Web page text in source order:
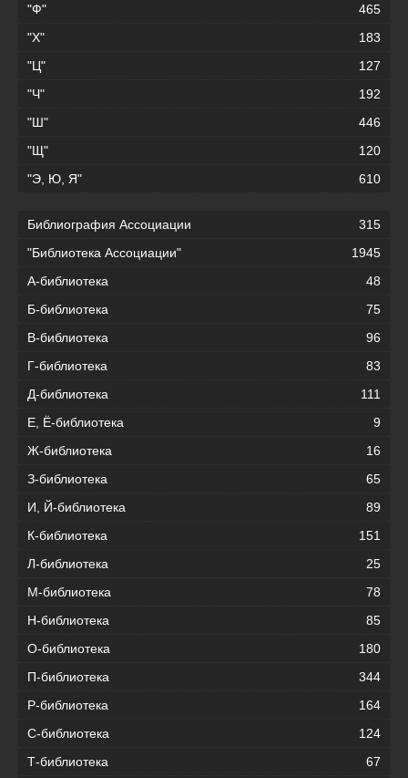
"Ф"
465
"Х"
183
"Ц"
127
"Ч"
192
"Ш"
446
"Щ"
120
"Э, Ю, Я"
610
Библиография Ассоциации
315
"Библиотека Ассоциации"
1945
А-библиотека
48
Б-библиотека
75
В-библиотека
96
Г-библиотека
83
Д-библиотека
111
Е, Ё-библиотека
9
Ж-библиотека
16
З-библиотека
65
И, Й-библиотека
89
К-библиотека
151
Л-библиотека
25
М-библиотека
78
Н-библиотека
85
О-библиотека
180
П-библиотека
344
Р-библиотека
164
С-библиотека
124
Т-библиотека
67